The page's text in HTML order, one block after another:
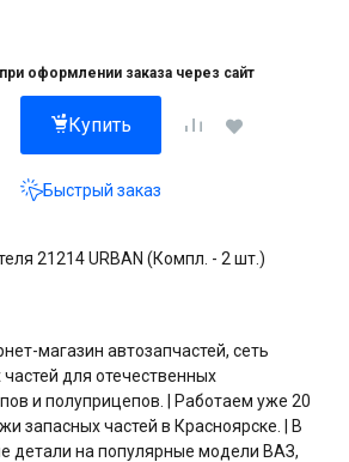
оформлении заказа через сайт
Купить
Быстрый заказ
21214 URBAN (Компл. - 2 шт.)
магазин автозапчастей, сеть
для отечественных
и полуприцепов. | Работаем уже 20
запасных частей в Красноярске. | В
детали на популярные модели ВАЗ,